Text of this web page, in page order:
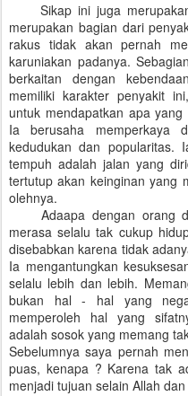
Sikap ini juga
merupakan bagian dari
rakus tidak akan pernah
karuniakan padanya.
berkaitan dengan
memiliki karakter penyakit
untuk mendapatkan apa
Ia berusaha
kedudukan dan
tempuh adalah jalan yang
tertutup akan keinginan yang
olehnya.
Adaapa dengan orang
merasa selalu tak cukup
disebabkan karena tidak
Ia mengantungkan
selalu lebih dan lebih.
bukan hal - hal yang
memperoleh hal yang
adalah sosok yang memang
Sebelumnya saya pernah
puas, kenapa ? Karena tak
menjadi tujuan selain Allah